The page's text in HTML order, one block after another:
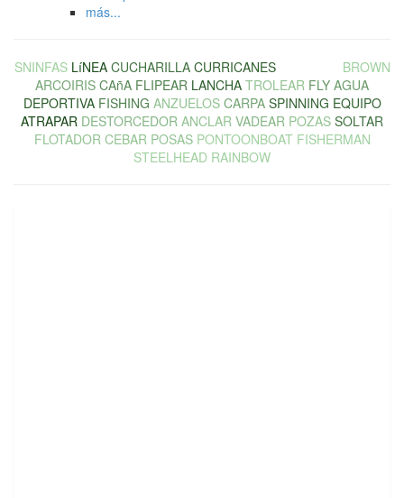
más...
SNINFAS LíNEA CUCHARILLA CURRICANES
BROWN
ARCOIRIS CAñA FLIPEAR LANCHA TROLEAR FLY AGUA
DEPORTIVA FISHING ANZUELOS CARPA SPINNING EQUIPO
ATRAPAR DESTORCEDOR ANCLAR VADEAR POZAS SOLTAR
FLOTADOR CEBAR POSAS PONTOONBOAT FISHERMAN
STEELHEAD RAINBOW